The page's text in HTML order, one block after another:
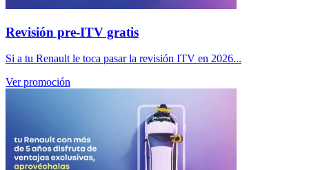
Revisión pre-ITV gratis
Si a tu Renault le toca pasar la revisión ITV en 2026...
Ver promoción